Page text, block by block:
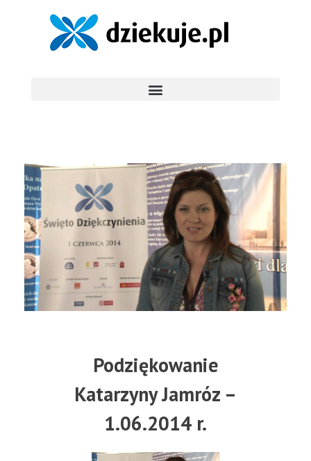
Podziękowanie
Katarzyny Jamróz –
1.06.2014 r.